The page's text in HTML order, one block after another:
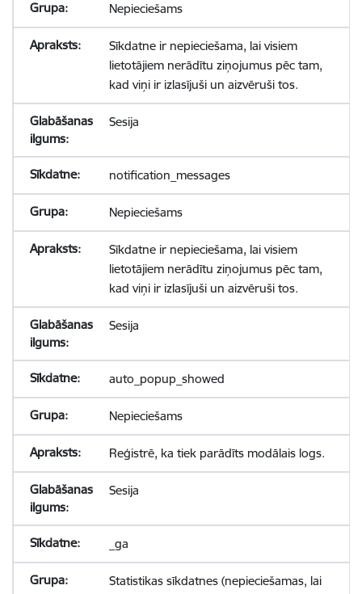
Nepieciešams
Sīkdatne ir nepieciešama, lai visiem
lietotājiem nerādītu ziņojumus pēc tam,
kad viņi ir izlasījuši un aizvēruši tos.
Sesija
notification_messages
Nepieciešams
Sīkdatne ir nepieciešama, lai visiem
lietotājiem nerādītu ziņojumus pēc tam,
kad viņi ir izlasījuši un aizvēruši tos.
Sesija
auto_popup_showed
Nepieciešams
Reģistrē, ka tiek parādīts modālais logs.
Sesija
_ga
Statistikas sīkdatnes (nepieciešamas, lai